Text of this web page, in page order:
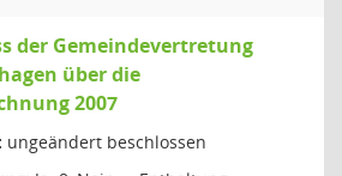
der Gemeindevertretung
über die
2007
ungeändert beschlossen